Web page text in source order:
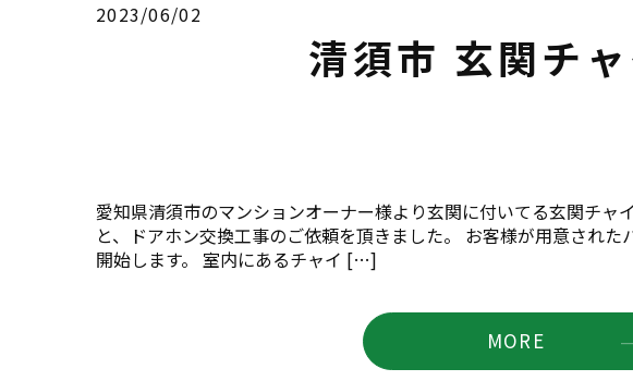
2023/06/02
清須市 玄関チ
愛知県清須市のマンションオーナー様より玄関に付いてる玄関チャ
と、ドアホン交換工事のご依頼を頂きました。 お客様が用意され
開始します。 室内にあるチャイ […]
MORE